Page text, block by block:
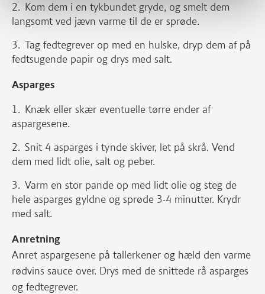
Kom dem i en tykbundet gryde, og smelt dem
langsomt ved jævn varme til de er sprøde.
Tag fedtegrever op med en hulske, dryp dem af på
fedtsugende papir og drys med salt.
Asparges
Knæk eller skær eventuelle tørre ender af
aspargesene.
Snit 4 asparges i tynde skiver, let på skrå. Vend
dem med lidt olie, salt og peber.
Varm en stor pande op med lidt olie og steg de
hele asparges gyldne og sprøde 3-4 minutter. Krydr
med salt.
Anretning
Anret aspargesene på tallerkener og hæld den varme
rødvins sauce over. Drys med de snittede rå asparges
og fedtegrever.